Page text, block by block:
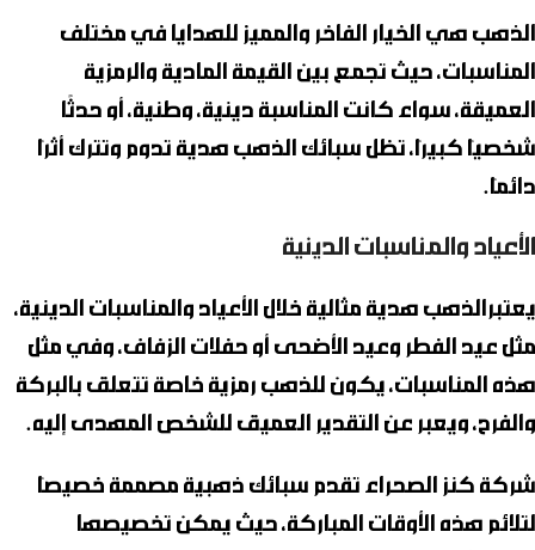
الذهب هي الخيار الفاخر والمميز للهدايا في مختلف
المناسبات، حيث تجمع بين القيمة المادية والرمزية
العميقة، سواء كانت المناسبة دينية، وطنية، أو حدثًا
شخصيًا كبيرًا، تظل سبائك الذهب هدية تدوم وتترك أثرًا
دائمًا.
الأعياد والمناسبات الدينية
يعتبرالذهب هدية مثالية خلال الأعياد والمناسبات الدينية،
مثل عيد الفطر وعيد الأضحى أو حفلات الزفاف، وفي مثل
هذه المناسبات، يكون للذهب رمزية خاصة تتعلق بالبركة
والفرح، ويعبر عن التقدير العميق للشخص المهدى إليه.
شركة كنز الصحراء تقدم سبائك ذهبية مصممة خصيصًا
لتلائم هذه الأوقات المباركة، حيث يمكن تخصيصها